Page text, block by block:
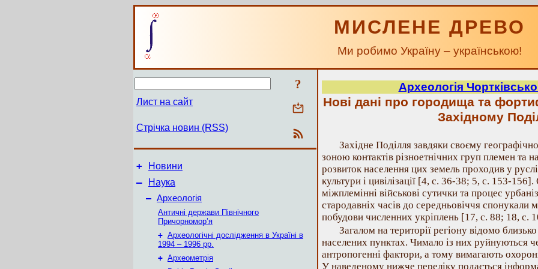
МИСЛЕНЕ ДРЕВО
Ми робимо Україну – українською!
?
Лист на сайт
Стрічка новин (RSS)
+ Новини
–
Наука
– Археологія
Античні держави Північного
Причорномор’я
+ Археологічні дослідження в Україні в
1994 – 1996 рр.
+ Археометрія
Археологія
Нові дані про городища та
Західному
Західне Поділля завдяки своєму
зоною контактів різноетнічних груп племен та
розвиток населення цих земель проходив у
культури і цивілізації [4, с. 36-38; 5, с. 153-156].
міжплемінні військові сутички та процес
стародавніх часів до середньовіччя спонукали
побудови численних укріплень [17, с. 88; 18, с.
Загалом на території регіону відомо
населених пунктах. Чимало із них руйнуються
антропогенні фактори, а тому вимагають
У наведеному нижче переліку подається